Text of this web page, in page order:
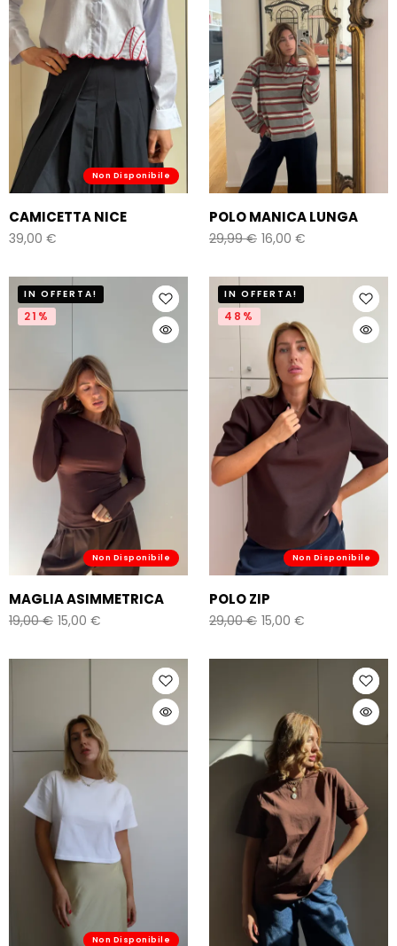
Non Disponibile
CAMICETTA NICE
39,00 €
POLO MANICA LUNGA
29,99€ 16,00 €
Non Disponibile
IN OFFERTA!
21%
MAGLIA ASIMMETRICA
19,00€ 15,00 €
Non Disponibile
IN OFFERTA!
48%
POLO ZIP
29,00€ 15,00 €
Non Disponibile